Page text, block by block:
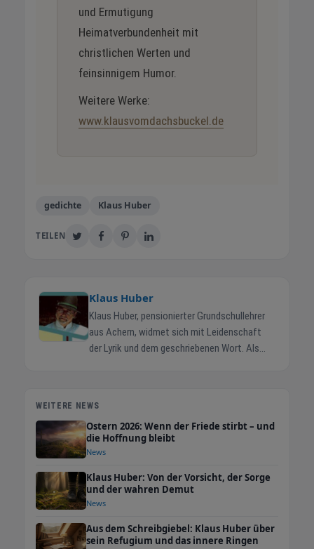
und Ermutigung
Heimatverbundenheit mit
christlichen Werten und
feinsinnigem Humor.
Weitere Werke:
www.klausvomdachsbuckel.de
gedichte Klaus Huber
TEILEN
Klaus Huber
Klaus Huber, pensionierter Grundschullehrer
aus Achern, widmet sich mit Leidenschaft
der Lyrik und dem geschriebenen Wort. Als
verfasste), schafft er Gedichte der
Begegnung, der Ermutigung und der
von Auftragsgedichten für festliche Anlässe
über Chorliedertexte hin zu besinnlichen
Aphorismen. Mit seinen Lesungen in
Gemeindezentren und bei kulturellen
Veranstaltungen bereichert er das kulturelle
WEITERE NEWS
Ostern 2026: Wenn der Friede stirbt – und
die Hoffnung bleibt
News
Klaus Huber: Von der Vorsicht, der Sorge
und der wahren Demut
News
Aus dem Schreibgiebel: Klaus Huber über
sein Refugium und das innere Ringen